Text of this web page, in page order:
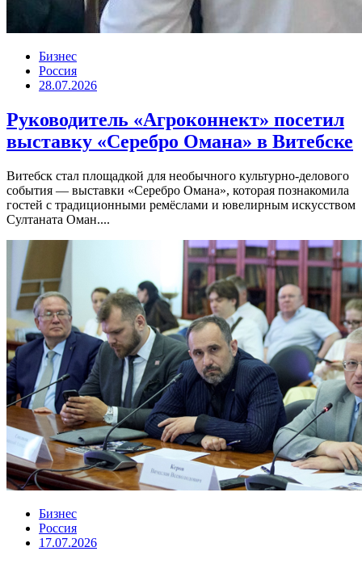
Бизнес
Россия
28.07.2026
Руководитель «Агроконнект» посетил
выставку «Серебро Омана» в Витебске
Витебск стал площадкой для необычного культурно-делового
события — выставки «Серебро Омана», которая познакомила
гостей с традиционными ремёслами и ювелирным искусством
Султаната Оман....
Бизнес
Россия
17.07.2026